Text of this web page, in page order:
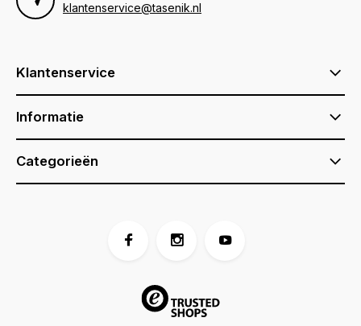
klantenservice@tasenik.nl
Klantenservice
Informatie
Categorieën